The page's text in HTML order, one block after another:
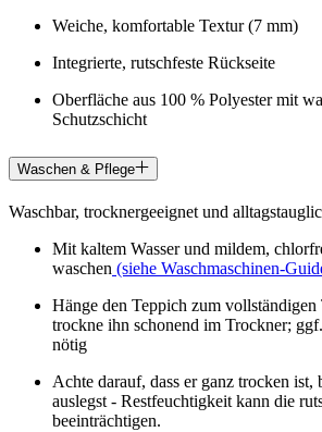
Weiche, komfortable Textur (7 mm)
Integrierte, rutschfeste Rückseite
Oberfläche aus 100 % Polyester mit
Schutzschicht
Waschen & Pflege
Waschbar, trocknergeeignet und
Mit kaltem Wasser und mildem,
waschen (siehe Waschmaschinen-
Hänge den Teppich zum
trockne ihn schonend im Trockner;
nötig
Achte darauf, dass er ganz trocken
auslegst - Restfeuchtigkeit kann die
beeinträchtigen.